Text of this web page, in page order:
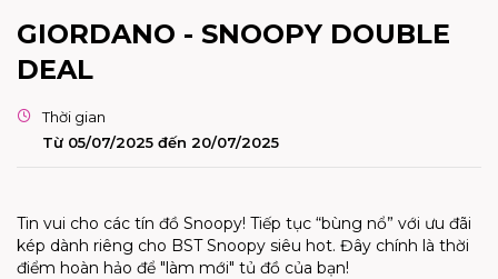
GIORDANO - SNOOPY DOUBLE
DEAL
Thời gian
Từ 05/07/2025 đến 20/07/2025
Tin vui cho các tín đồ Snoopy! Tiếp tục “bùng nổ” với ưu đãi
kép dành riêng cho BST Snoopy siêu hot. Đây chính là thời
điểm hoàn hảo để "làm mới" tủ đồ của bạn!